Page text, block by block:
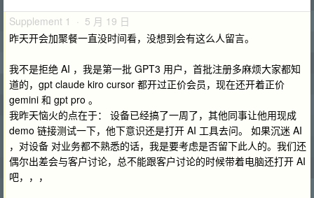
Supplement 1 · 5 月 19 日
昨天开会加聚餐一直没时间看，没想到会有这么人留言。
我不是拒绝 AI ，我是第一批 GPT3 用户，首批注册多麻烦大家都知
道的，gpt claude kiro cursor 都开过正价会员，现在还开着正价
gemini 和 gpt pro 。
我昨天恼火的点在于： 设备已经搞了一周了，其他同事让他用现成
demo 链接测试一下，他下意识还是打开 AI 工具去问。 如果沉迷 AI
，对设备 对业务都不熟悉的话，我是要考虑是否留下此人的。我们还
偶尔出差会与客户讨论，总不能跟客户讨论的时候带着电脑还打开 AI
吧，，，